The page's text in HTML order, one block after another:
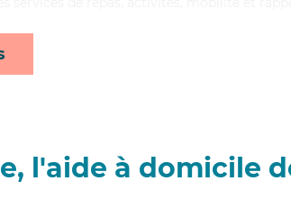
l'aide à domicile